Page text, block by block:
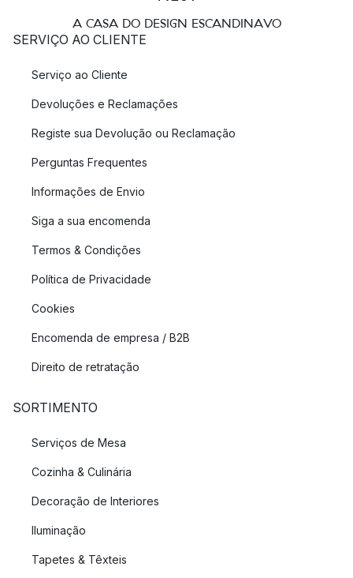
A CASA DO DESIGN ESCANDINAVO
SERVIÇO AO CLIENTE
Serviço ao Cliente
Devoluções e Reclamações
Registe sua Devolução ou Reclamação
Perguntas Frequentes
Informações de Envio
Siga a sua encomenda
Termos & Condições
Política de Privacidade
Cookies
Encomenda de empresa / B2B
Direito de retratação
SORTIMENTO
Serviços de Mesa
Cozinha & Culinária
Decoração de Interiores
Iluminação
Tapetes & Têxteis